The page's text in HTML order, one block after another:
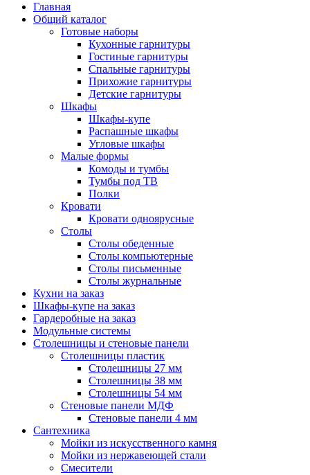
Главная
Общий каталог
Готовые наборы
Кухонные гарнитуры
Гостиные гарнитуры
Спальные гарнитуры
Прихожие гарнитуры
Детские гарнитуры
Шкафы
Шкафы-купе
Распашные шкафы
Угловые шкафы
Малые формы
Комоды и тумбы
Тумбы под ТВ
Полки
Кровати
Кровати одноярусные
Столы
Столы обеденные
Столы компьютерные
Столы письменные
Столы журнальные
Кухни на заказ
Шкафы-купе на заказ
Гардеробные на заказ
Модульные системы
Столешницы и стеновые панели
Столешницы пластик
Столешницы 27 мм
Столешницы 38 мм
Столешницы 54 мм
Стеновые панели МДФ
Стеновые панели 4 мм
Сантехника
Мойки из искусственного камня
Мойки из нержавеющей стали
Смесители